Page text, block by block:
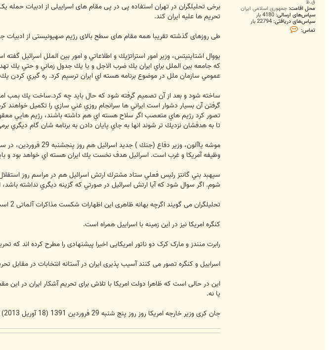
ق.ظ
محل اقامت: جمهوری اسلامی ایران
سپاس‌های ارسالی: 4180 بار
سپاس‌های دریافتی: 22794 بار
تماس:
ت
برخی تحلیلگران در تهران استفاده پی در پی مقام های اسراییلی از ادبیات حمله
تحریم ها علیه ایران کند.
طی روزهای گذشته تقریبا همه مقام های سطح بالای رژیم صهیونیستی از ادبیات
يووال اشتاينيتس، وزير امور استراتژيك و اطلاعاتي و امور بين الملل اسرائيل
كه جامعه بين الملل براي ايران يك ضرب الاجل و يا يك جدول زماني و حتي يك
عمومي سازمان ملل در موضوع برنامه هسته اي ايران ترسيم كرد. ره گيري كردن
ساخته شود و بعد از آن تصميم گرفته شود كه حال بايد چه كرد.ساخت يك بمب
گرفتن آن بسيار دشوار است ايراني ها سرانجام روزي غني سازي را تكميل خواهند
تصور كرد رژيم هاي متعصب اگر سلاح هسته اي هم داشته باشند، رژيم هايي
تا به هدفشان نزديك تر شوند انها به جاي پايان دادن به برنامه شان گام
موشه ياآلون، وزير
وظيفه آمريكا و غرب است. اسرائيل هدف نخست يك ايران هسته اي خواهد بود و
سپهبد بني گانتز رئيس فعلي ستاد مشترك ارتش اسرائيل هم در مراسم روز
شوم. اگر سوال شود که آيا ارتش اسرائيل در صورتي كه گزينه ديگري نداشته
تحلیلگران می گویند اگرچه بهانه ظاهری این اظهارات شکست مذاکرات آلماتی 2 است، ولی در واقع صهیونیست ها انتخابات ایران را هدف گرفته اند.
کنگره امریکا نیز در این زمینه با اسراییل همراه است.
رابرت منندز و مارک کرک دو ناتور امریکایی اخیرا پیشنهادی را مطرح کرده اند که
اسراییل و کنگره تصور می کنند آسیب پذیری ایران در آستانه انتخابات در مقابل
این در حالی است که ظاهرا دولت امریکا با تلاش برای تحریم آشکار ایران در
یا نه.
جان کری وزیر خارجه امریکا روز روز پنج شنبه 29 فروردین 1391 (18 آوریل 2013) در کمیته روابط خارجی سنا تاکید کرد که کنگره باید صبور باشد تا زمان انتخابات ایران فرا برسد.